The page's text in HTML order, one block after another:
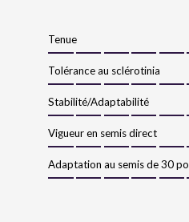
Tenue
Tolérance au sclérotinia
Stabilité/Adaptabilité
Vigueur en semis direct
Adaptation au semis de 30 po